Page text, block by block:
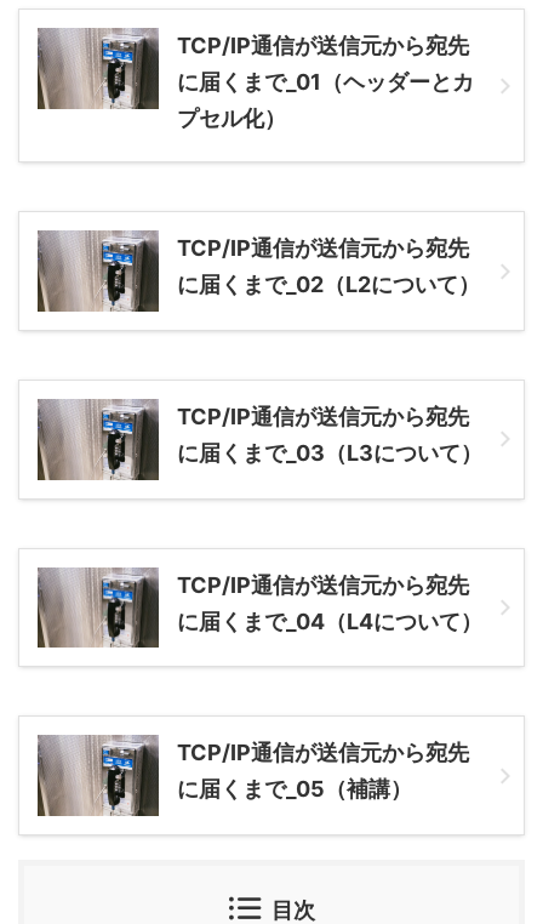
TCP/IP通信が送信元から宛先
に届くまで_01（ヘッダーとカ
プセル化）
TCP/IP通信が送信元から宛先
に届くまで_02（L2について）
TCP/IP通信が送信元から宛先
に届くまで_03（L3について）
TCP/IP通信が送信元から宛先
に届くまで_04（L4について）
TCP/IP通信が送信元から宛先
に届くまで_05（補講）
目次